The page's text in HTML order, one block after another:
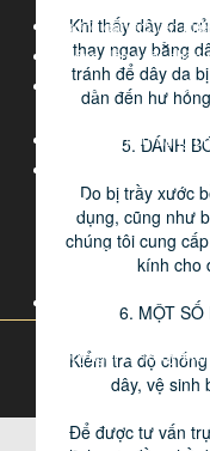
Khi thấy dây da
thay ngay bằng
tránh để dây da
dẫn đến hư hỏng
Một số lưu ý khác:
– Không nên thử
đồng hồ
cứng hơn
như vậy sẽ làm
– Lưu ý đóng chặt
vào bên trong
xông hơi vì sẽ làm
Khi thấy dây da
thay ngay bằng
tránh để dây da
dẫn đến hư
5. ĐÁNH
Do bị trầy xước
dụng, cũng như
chúng tôi cung
kính cho
6. MỘT SỐ
Kiểm tra độ
dây, vệ sinh
Để được tư vấn
Hướng dẫn trỏ tên
Hướng dẫn xuất
Hướng dẫn nhập
sách
Hướng dẫn sử dụng
PHP
HTML/CSS
© Copyright 2015 by